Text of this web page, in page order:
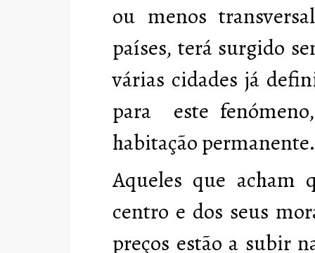
ou menos
países, terá surgido
várias cidades já
para este
habitação permanente.
Aqueles que
centro e dos seus
preços estão a subir